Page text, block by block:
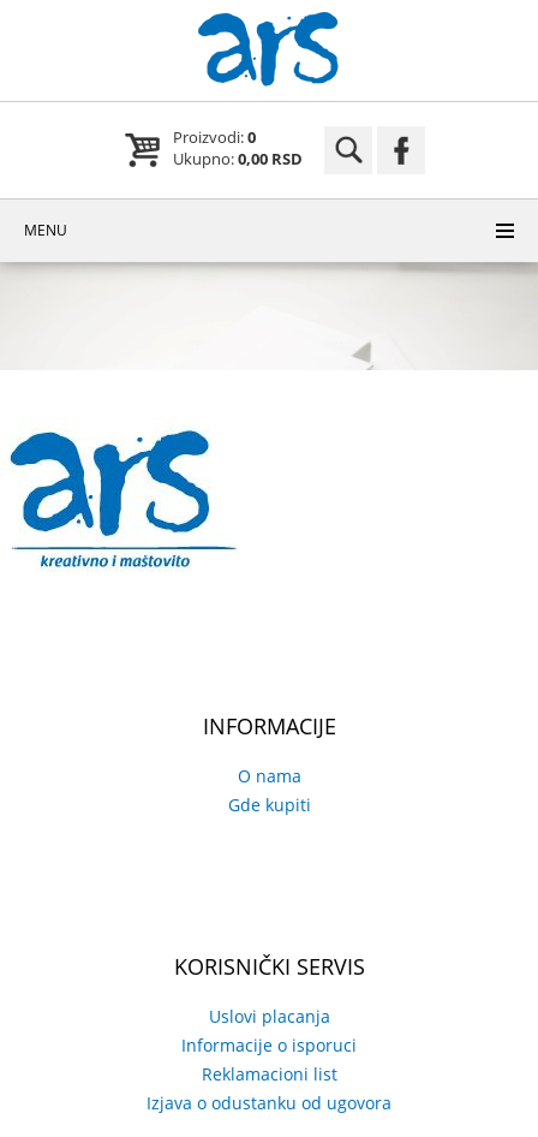
Proizvodi:0
Ukupno:0,00 RSD
MENU
INFORMACIJE
O nama
Gde kupiti
KORISNIČKI SERVIS
Uslovi placanja
Informacije o isporuci
Reklamacioni list
Izjava o odustanku od ugovora